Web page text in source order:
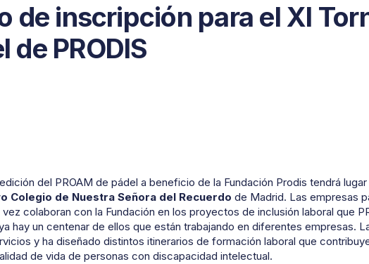
de inscripción para el XI
PRODIS
del PROAM de pádel a beneficio de la Fundación Prodis tendrá lugar
Colegio de Nuestra Señora del Recuerdo de Madrid. Las empresas
colaboran con la Fundación en los proyectos de inclusión laboral que
hay un centenar de ellos que están trabajando en diferentes empresas.
y ha diseñado distintos itinerarios de formación laboral que
de vida de personas con discapacidad intelectual.